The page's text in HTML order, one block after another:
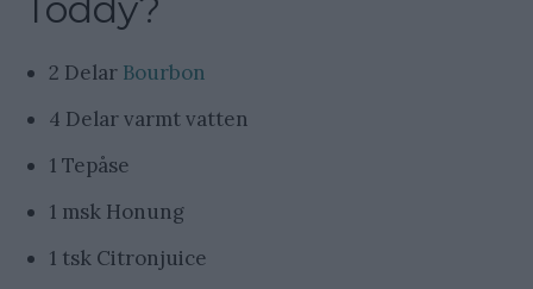
2 Delar Bourbon
4 Delar varmt vatten
1 Tepåse
1 msk Honung
1 tsk Citronjuice